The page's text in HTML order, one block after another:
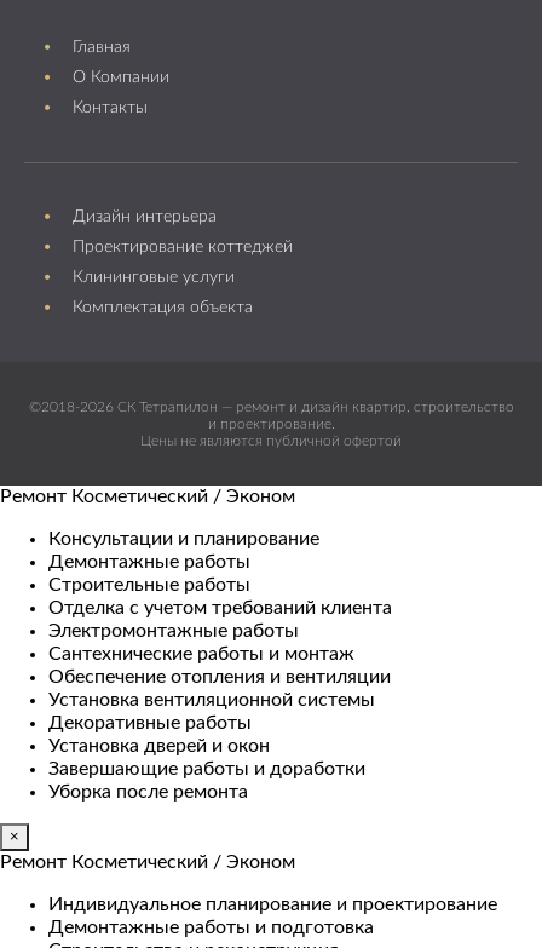
Главная
О Компании
Контакты
Дизайн интерьера
Проектирование коттеджей
Клининговые услуги
Комплектация объекта
©2018-2026 СК Тетрапилон — ремонт и дизайн квартир, строительство
и проектирование.
Цены не являются публичной офертой
Ремонт Косметический / Эконом​
Консультации и планирование
Демонтажные работы
Строительные работы
Отделка с учетом требований клиента
Электромонтажные работы
Сантехнические работы и монтаж
Обеспечение отопления и вентиляции
Установка вентиляционной системы
Декоративные работы
Установка дверей и окон
Завершающие работы и доработки
Уборка после ремонта
×
Ремонт Косметический / Эконом​
Индивидуальное планирование и проектирование
Демонтажные работы и подготовка